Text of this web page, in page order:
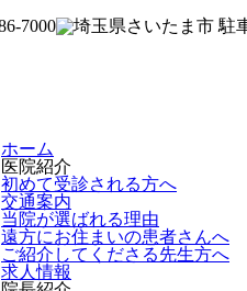
ホーム
医院紹介
初めて受診される方へ
交通案内
当院が選ばれる理由
遠方にお住まいの患者さんへ
ご紹介してくださる先生方へ
求人情報